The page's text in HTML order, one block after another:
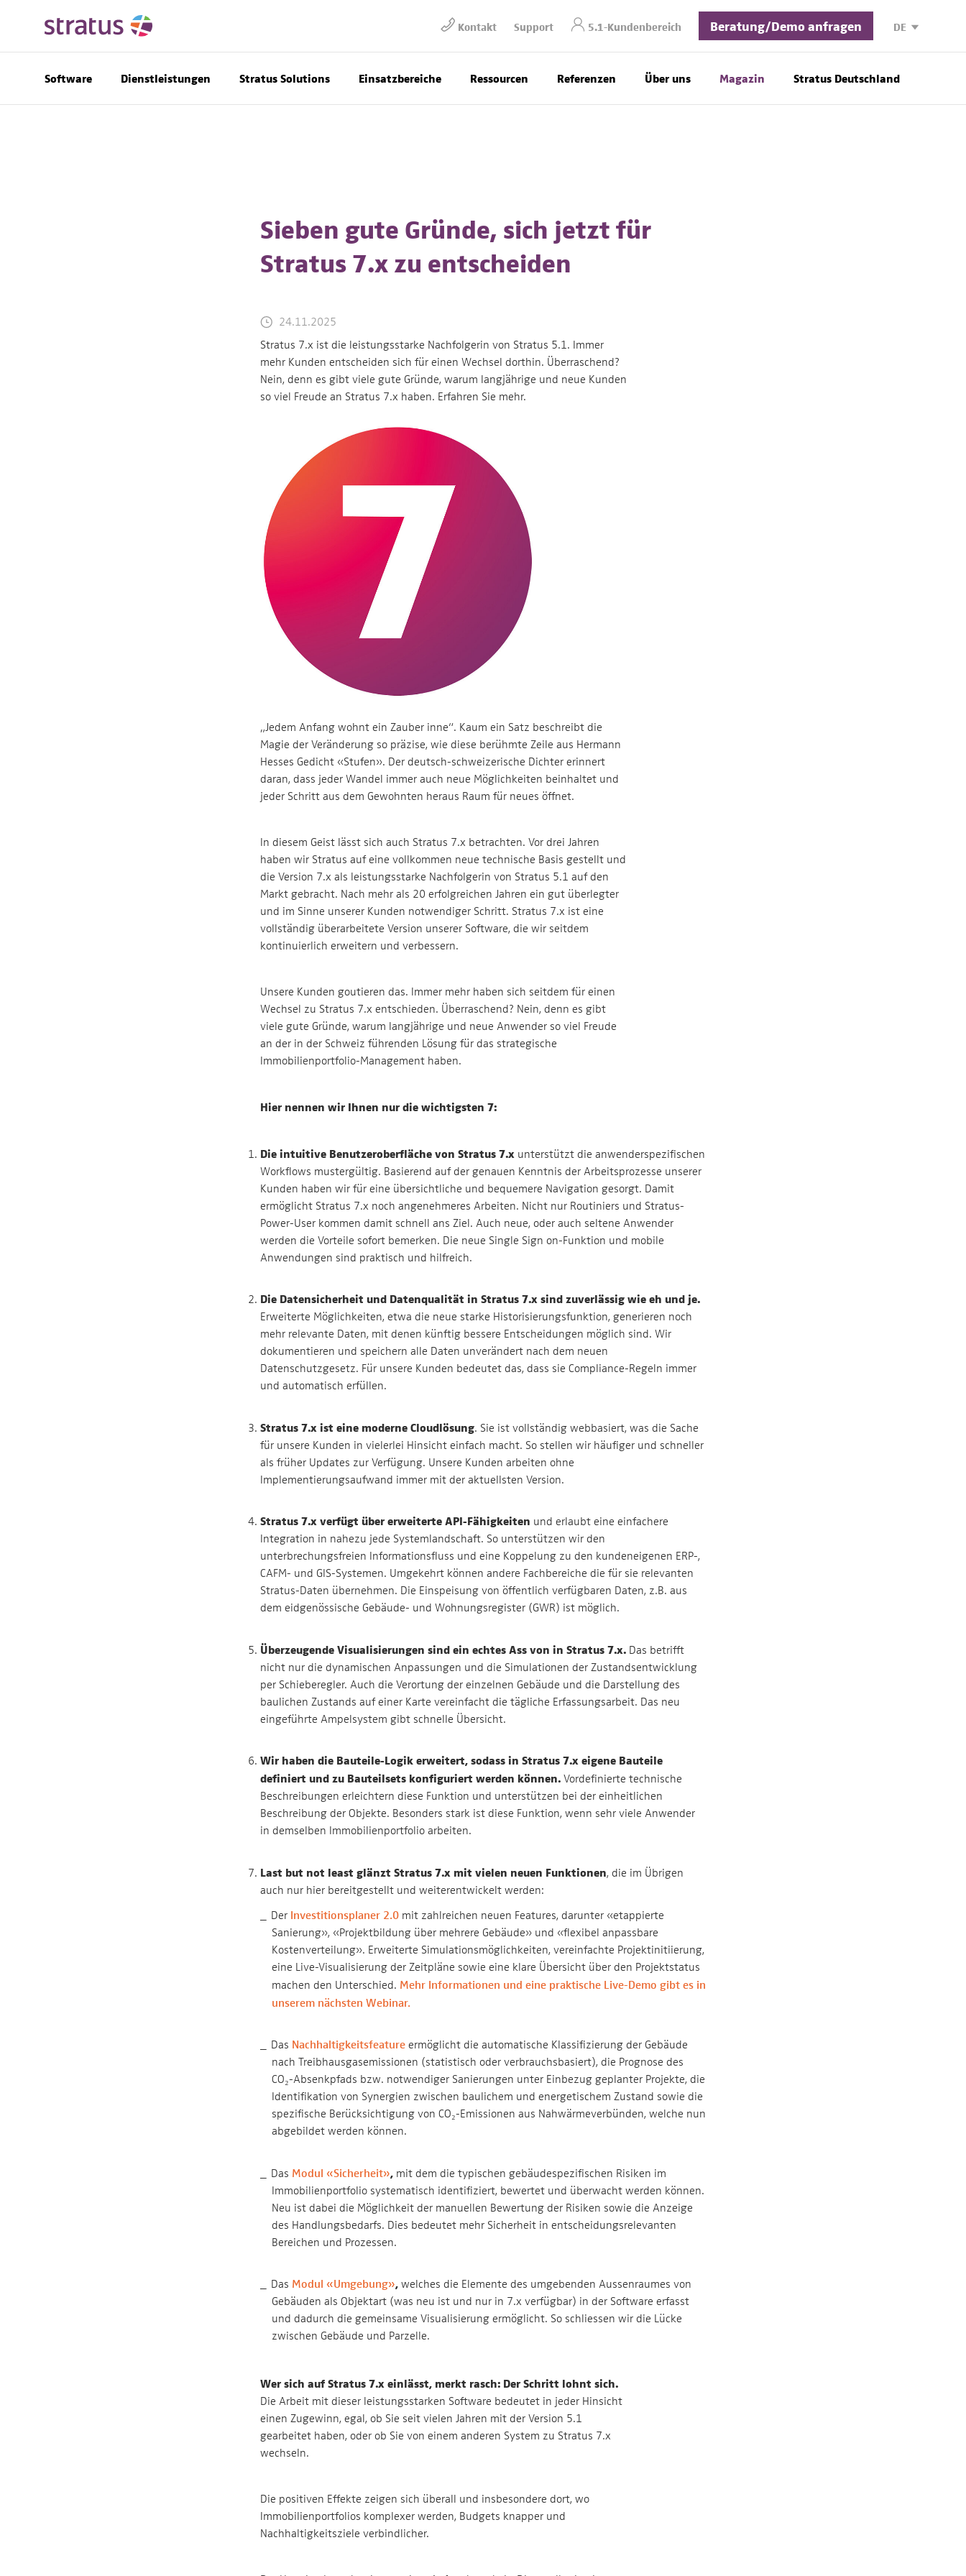
Kontakt Support 5.1-Kundenbereich Beratung/Demo anfragen DE
Software Dienstleistungen Stratus Solutions Einsatzbereiche Ressourcen Referenzen Über uns Magazin Stratus Deutschland
Sieben gute Gründe, sich jetzt für
Stratus 7.x zu entscheiden
24.11.2025
Stratus 7.x ist die leistungsstarke Nachfolgerin von Stratus 5.1. Immer
mehr Kunden entscheiden sich für einen Wechsel dorthin. Überraschend?
Nein, denn es gibt viele gute Gründe, warum langjährige und neue Kunden
so viel Freude an Stratus 7.x haben. Erfahren Sie mehr.
„Jedem Anfang wohnt ein Zauber inne“. Kaum ein Satz beschreibt die
Magie der Veränderung so präzise, wie diese berühmte Zeile aus Hermann
Hesses Gedicht «Stufen». Der deutsch-schweizerische Dichter erinnert
daran, dass jeder Wandel immer auch neue Möglichkeiten beinhaltet und
jeder Schritt aus dem Gewohnten heraus Raum für neues öffnet.
In diesem Geist lässt sich auch Stratus 7.x betrachten. Vor drei Jahren
haben wir Stratus auf eine vollkommen neue technische Basis gestellt und
die Version 7.x als leistungsstarke Nachfolgerin von Stratus 5.1 auf den
Markt gebracht. Nach mehr als 20 erfolgreichen Jahren ein gut überlegter
und im Sinne unserer Kunden notwendiger Schritt. Stratus 7.x ist eine
vollständig überarbeitete Version unserer Software, die wir seitdem
kontinuierlich erweitern und verbessern.
Unsere Kunden goutieren das. Immer mehr haben sich seitdem für einen
Wechsel zu Stratus 7.x entschieden. Überraschend? Nein, denn es gibt
viele gute Gründe, warum langjährige und neue Anwender so viel Freude
an der in der Schweiz führenden Lösung für das strategische
Immobilienportfolio-Management haben.
Hier nennen wir Ihnen nur die wichtigsten 7:
Die intuitive Benutzeroberfläche von Stratus 7.x unterstützt die anwenderspezifischen
Workflows mustergültig. Basierend auf der genauen Kenntnis der Arbeitsprozesse unserer
Kunden haben wir für eine übersichtliche und bequemere Navigation gesorgt. Damit
ermöglicht Stratus 7.x noch angenehmeres Arbeiten. Nicht nur Routiniers und Stratus-
Power-User kommen damit schnell ans Ziel. Auch neue, oder auch seltene Anwender
werden die Vorteile sofort bemerken. Die neue Single Sign on-Funktion und mobile
Anwendungen sind praktisch und hilfreich.
Die Datensicherheit und Datenqualität in Stratus 7.x sind zuverlässig wie eh und je.
Erweiterte Möglichkeiten, etwa die neue starke Historisierungsfunktion, generieren noch
mehr relevante Daten, mit denen künftig bessere Entscheidungen möglich sind. Wir
dokumentieren und speichern alle Daten unverändert nach dem neuen
Datenschutzgesetz. Für unsere Kunden bedeutet das, dass sie Compliance-Regeln immer
und automatisch erfüllen.
Stratus 7.x ist eine moderne Cloudlösung. Sie ist vollständig webbasiert, was die Sache
für unsere Kunden in vielerlei Hinsicht einfach macht. So stellen wir häufiger und schneller
als früher Updates zur Verfügung. Unsere Kunden arbeiten ohne
Implementierungsaufwand immer mit der aktuellsten Version.
Stratus 7.x verfügt über erweiterte API-Fähigkeiten und erlaubt eine einfachere
Integration in nahezu jede Systemlandschaft. So unterstützen wir den
unterbrechungsfreien Informationsfluss und eine Koppelung zu den kundeneigenen ERP-,
CAFM- und GIS-Systemen. Umgekehrt können andere Fachbereiche die für sie relevanten
Stratus-Daten übernehmen. Die Einspeisung von öffentlich verfügbaren Daten, z.B. aus
dem eidgenössische Gebäude- und Wohnungsregister (GWR) ist möglich.
Überzeugende Visualisierungen sind ein echtes Ass von in Stratus 7.x. Das betrifft
nicht nur die dynamischen Anpassungen und die Simulationen der Zustandsentwicklung
per Schieberegler. Auch die Verortung der einzelnen Gebäude und die Darstellung des
baulichen Zustands auf einer Karte vereinfacht die tägliche Erfassungsarbeit. Das neu
eingeführte Ampelsystem gibt schnelle Übersicht.
Wir haben die Bauteile-Logik erweitert, sodass in Stratus 7.x eigene Bauteile
definiert und zu Bauteilsets konfiguriert werden können. Vordefinierte technische
Beschreibungen erleichtern diese Funktion und unterstützen bei der einheitlichen
Beschreibung der Objekte. Besonders stark ist diese Funktion, wenn sehr viele Anwender
in demselben Immobilienportfolio arbeiten.
Last but not least glänzt Stratus 7.x mit vielen neuen Funktionen, die im Übrigen
auch nur hier bereitgestellt und weiterentwickelt werden:
Der Investitionsplaner 2.0 mit zahlreichen neuen Features, darunter «etappierte
Sanierung», «Projektbildung über mehrere Gebäude» und «flexibel anpassbare
Kostenverteilung». Erweiterte Simulationsmöglichkeiten, vereinfachte Projektinitiierung,
eine Live-Visualisierung der Zeitpläne sowie eine klare Übersicht über den Projektstatus
machen den Unterschied. Mehr Informationen und eine praktische Live-Demo gibt es in
unserem nächsten Webinar.
Das Nachhaltigkeitsfeature ermöglicht die automatische Klassifizierung der Gebäude
nach Treibhausgasemissionen (statistisch oder verbrauchsbasiert), die Prognose des
CO₂-Absenkpfads bzw. notwendiger Sanierungen unter Einbezug geplanter Projekte, die
Identifikation von Synergien zwischen baulichem und energetischem Zustand sowie die
spezifische Berücksichtigung von CO₂-Emissionen aus Nahwärmeverbünden, welche nun
abgebildet werden können.
Das Modul «Sicherheit», mit dem die typischen gebäudespezifischen Risiken im
Immobilienportfolio systematisch identifiziert, bewertet und überwacht werden können.
Neu ist dabei die Möglichkeit der manuellen Bewertung der Risiken sowie die Anzeige
des Handlungsbedarfs. Dies bedeutet mehr Sicherheit in entscheidungsrelevanten
Bereichen und Prozessen.
Das Modul «Umgebung»,welches die Elemente des umgebenden Aussenraumes von
Gebäuden als Objektart (was neu ist und nur in 7.x verfügbar) in der Software erfasst
und dadurch die gemeinsame Visualisierung ermöglicht. So schliessen wir die Lücke
zwischen Gebäude und Parzelle.
Wer sich auf Stratus 7.x einlässt, merkt rasch: Der Schritt lohnt sich.
Die Arbeit mit dieser leistungsstarken Software bedeutet in jeder Hinsicht
einen Zugewinn, egal, ob Sie seit vielen Jahren mit der Version 5.1
gearbeitet haben, oder ob Sie von einem anderen System zu Stratus 7.x
wechseln.
Die positiven Effekte zeigen sich überall und insbesondere dort, wo
Immobilienportfolios komplexer werden, Budgets knapper und
Nachhaltigkeitsziele verbindlicher.